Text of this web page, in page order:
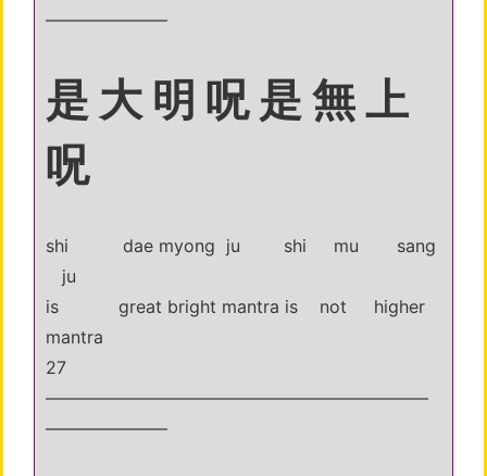
———————
是 大 明 呪 是 無 上
呪
shi dae myong ju shi mu sang
ju
is great bright mantra is not higher
mantra
27
——————————————————————
———————